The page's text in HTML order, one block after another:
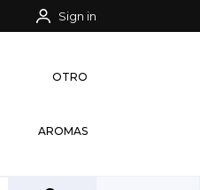
Sign in
OTRO
AROMAS